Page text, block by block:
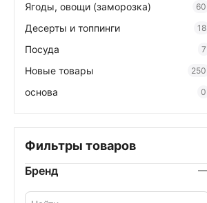
Ягоды, овощи (заморозка) 60
Десерты и топпинги 18
Посуда 7
Новые товары 250
основа 0
Фильтры товаров
Бренд